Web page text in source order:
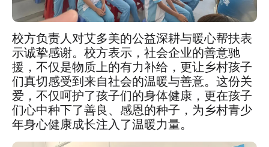
校方负责人对艾多美的公益深耕与暖心帮扶表
示诚挚感谢。校方表示，社会企业的善意驰
援，不仅是物质上的有力补给，更让乡村孩子
们真切感受到来自社会的温暖与善意。这份关
爱，不仅呵护了孩子们的身体健康，更在孩子
们心中种下了善良、感恩的种子，为乡村青少
年身心健康成长注入了温暖力量。